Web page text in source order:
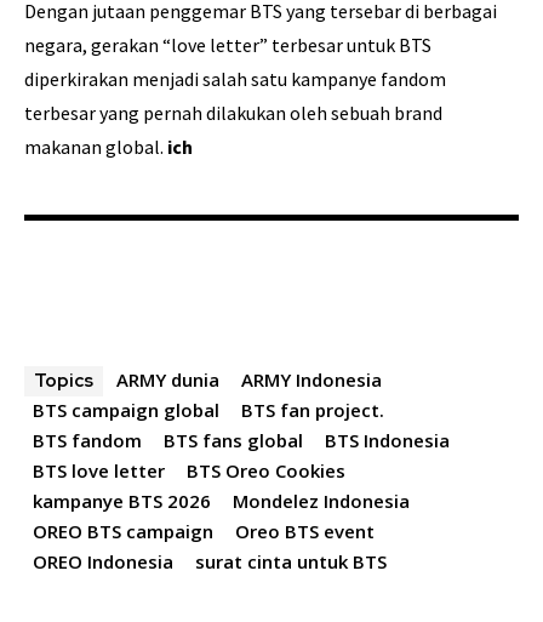
Dengan jutaan penggemar BTS yang tersebar di berbagai
negara, gerakan “love letter” terbesar untuk BTS
diperkirakan menjadi salah satu kampanye fandom
terbesar yang pernah dilakukan oleh sebuah brand
makanan global. ich
Topics ARMY dunia
ARMY Indonesia
BTS campaign global
BTS fan project.
BTS fandom
BTS fans global
BTS Indonesia
BTS love letter
BTS Oreo Cookies
kampanye BTS 2026
Mondelez Indonesia
OREO BTS campaign
Oreo BTS event
OREO Indonesia
surat cinta untuk BTS